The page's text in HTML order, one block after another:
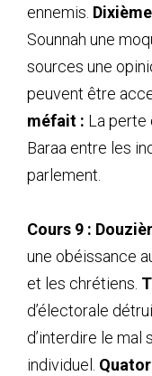
ennemis.
Sounnah une
sources une
peuvent être
méfait : La perte
Baraa entre les
parlement.
Cours 9 :
une obéissance
et les chrétiens.
d’électorale
d’interdire le mal
individuel.